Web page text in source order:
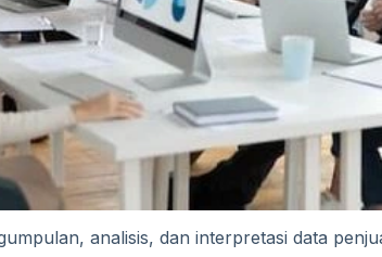
analisis, dan interpretasi data